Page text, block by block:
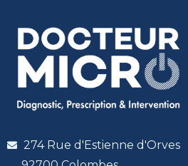
274 Rue d'Estienne d'Orves